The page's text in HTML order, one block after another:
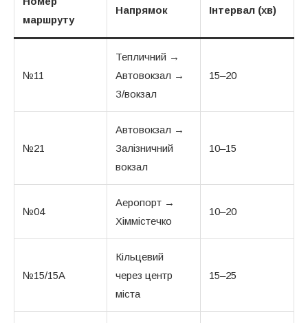
маршруту
Напрямок Інтервал (хв)
№11
Тепличний →
Автовокзал →
З/вокзал
15–20
№21
Автовокзал →
Залізничний
вокзал
10–15
№04
Аеропорт →
Хіммістечко
10–20
№15/15А
Кільцевий
через центр
міста
15–25